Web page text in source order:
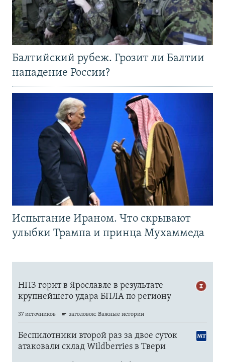
Балтийский рубеж. Грозит ли Балтии
нападение России?
Испытание Ираном. Что скрывают
улыбки Трампа и принца Мухаммеда